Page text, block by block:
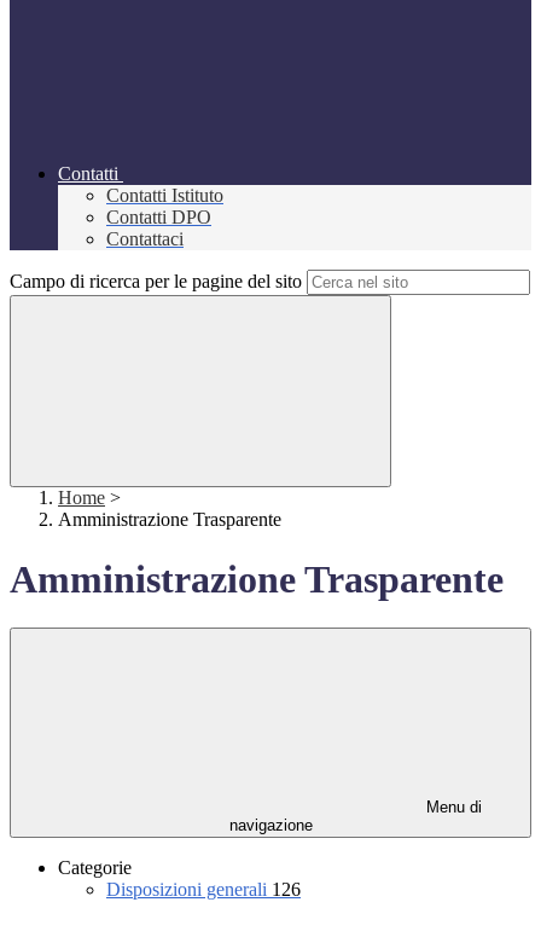
Contatti
Contatti Istituto
Contatti DPO
Contattaci
Campo di ricerca per le pagine del sito
Home >
Amministrazione Trasparente
Amministrazione Trasparente
Menu di
navigazione
Categorie
Disposizioni generali 126